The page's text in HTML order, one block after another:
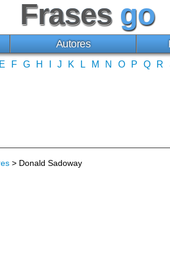
Frases go
Autores
E F G H J K L M N O P Q R
> Donald Sadoway